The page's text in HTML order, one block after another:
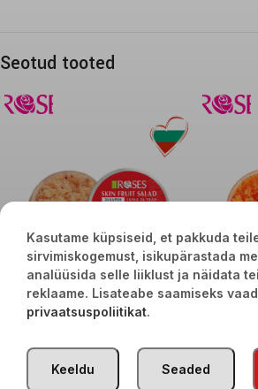
Seotud tooted
2 in1 Suhkrukoorija näole ja kehale
€
Kasutame küpsiseid, et pakkuda
sirvimiskogemust, isikupärastada
analüüsida selle liiklust ja näidata
reklaame. Lisateabe saamiseks
privaatsuspoliitikat.
Seaded
Keeldu